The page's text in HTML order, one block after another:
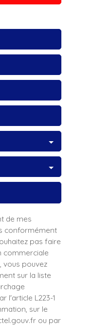
de mes
conformément
pas faire
commerciale
vous pouvez
sur la liste
l'article L223-1
sur le
ou par